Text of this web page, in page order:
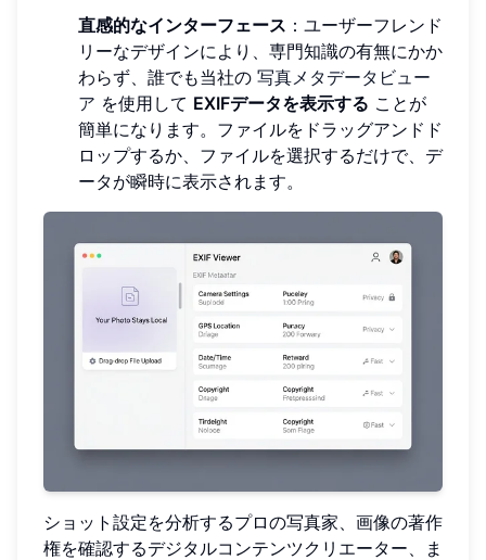
直感的なインターフェース ：ユーザーフレンド
リーなデザインにより、専門知識の有無にかか
わらず、誰でも当社の 写真メタデータビュー
ア を使用して EXIFデータを表示する ことが
簡単になります。ファイルをドラッグアンドド
ロップするか、ファイルを選択するだけで、デ
ータが瞬時に表示されます。
ショット設定を分析するプロの写真家、画像の著作
権を確認するデジタルコンテンツクリエーター、ま